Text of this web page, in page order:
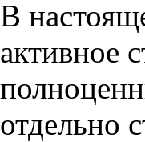
В
активное
отдельно